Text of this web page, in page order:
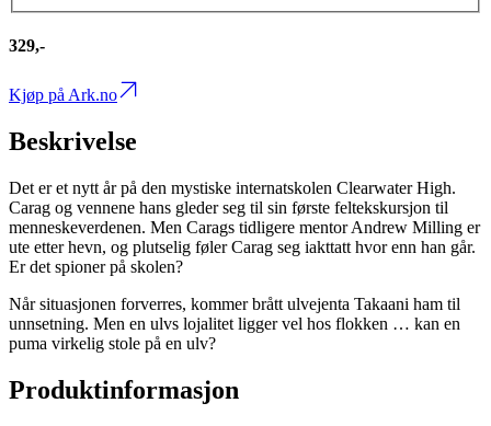
329,-
Kjøp på Ark.no
Beskrivelse
Det er et nytt år på den mystiske internatskolen Clearwater High.
Carag og vennene hans gleder seg til sin første feltekskursjon til
menneskeverdenen. Men Carags tidligere mentor Andrew Milling er
ute etter hevn, og plutselig føler Carag seg iakttatt hvor enn han går.
Er det spioner på skolen?
Når situasjonen forverres, kommer brått ulvejenta Takaani ham til
unnsetning. Men en ulvs lojalitet ligger vel hos flokken … kan en
puma virkelig stole på en ulv?
Produktinformasjon